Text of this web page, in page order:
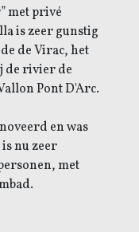
met privé
is zeer gunstig
de Virac, het
de rivier de
Pont D'Arc.
en was
nu zeer
met